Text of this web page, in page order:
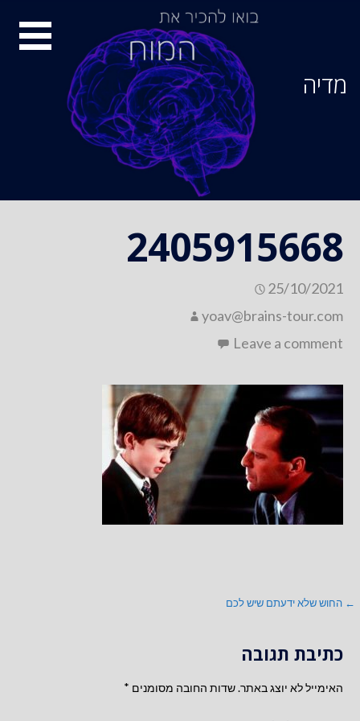
מדיה
2405915668
25/10/2021
yoav@brains-tour.com
Leave a comment
ניווט
← החוש שלא ידעתם שיש לכם
כתיבת תגובה
האימייל לא יוצג באתר.שדות החובה מסומנים *